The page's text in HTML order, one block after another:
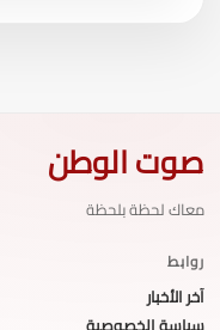
صوت الوطن
معاك لحظة بلحظة
روابط
آخر الأخبار